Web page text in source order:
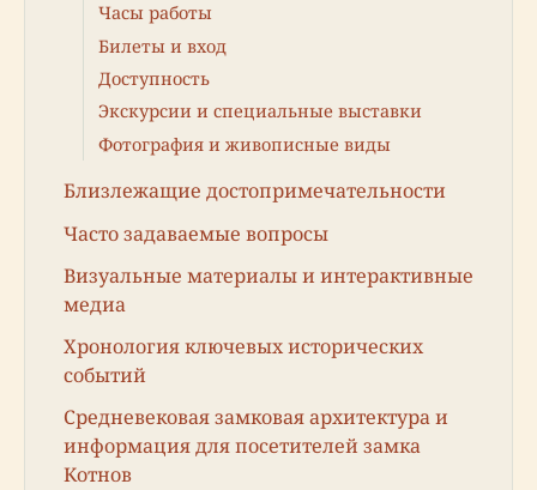
Часы работы
Билеты и вход
Доступность
Экскурсии и специальные выставки
Фотография и живописные виды
Близлежащие достопримечательности
Часто задаваемые вопросы
Визуальные материалы и интерактивные
медиа
Хронология ключевых исторических
событий
Средневековая замковая архитектура и
информация для посетителей замка
Котнов